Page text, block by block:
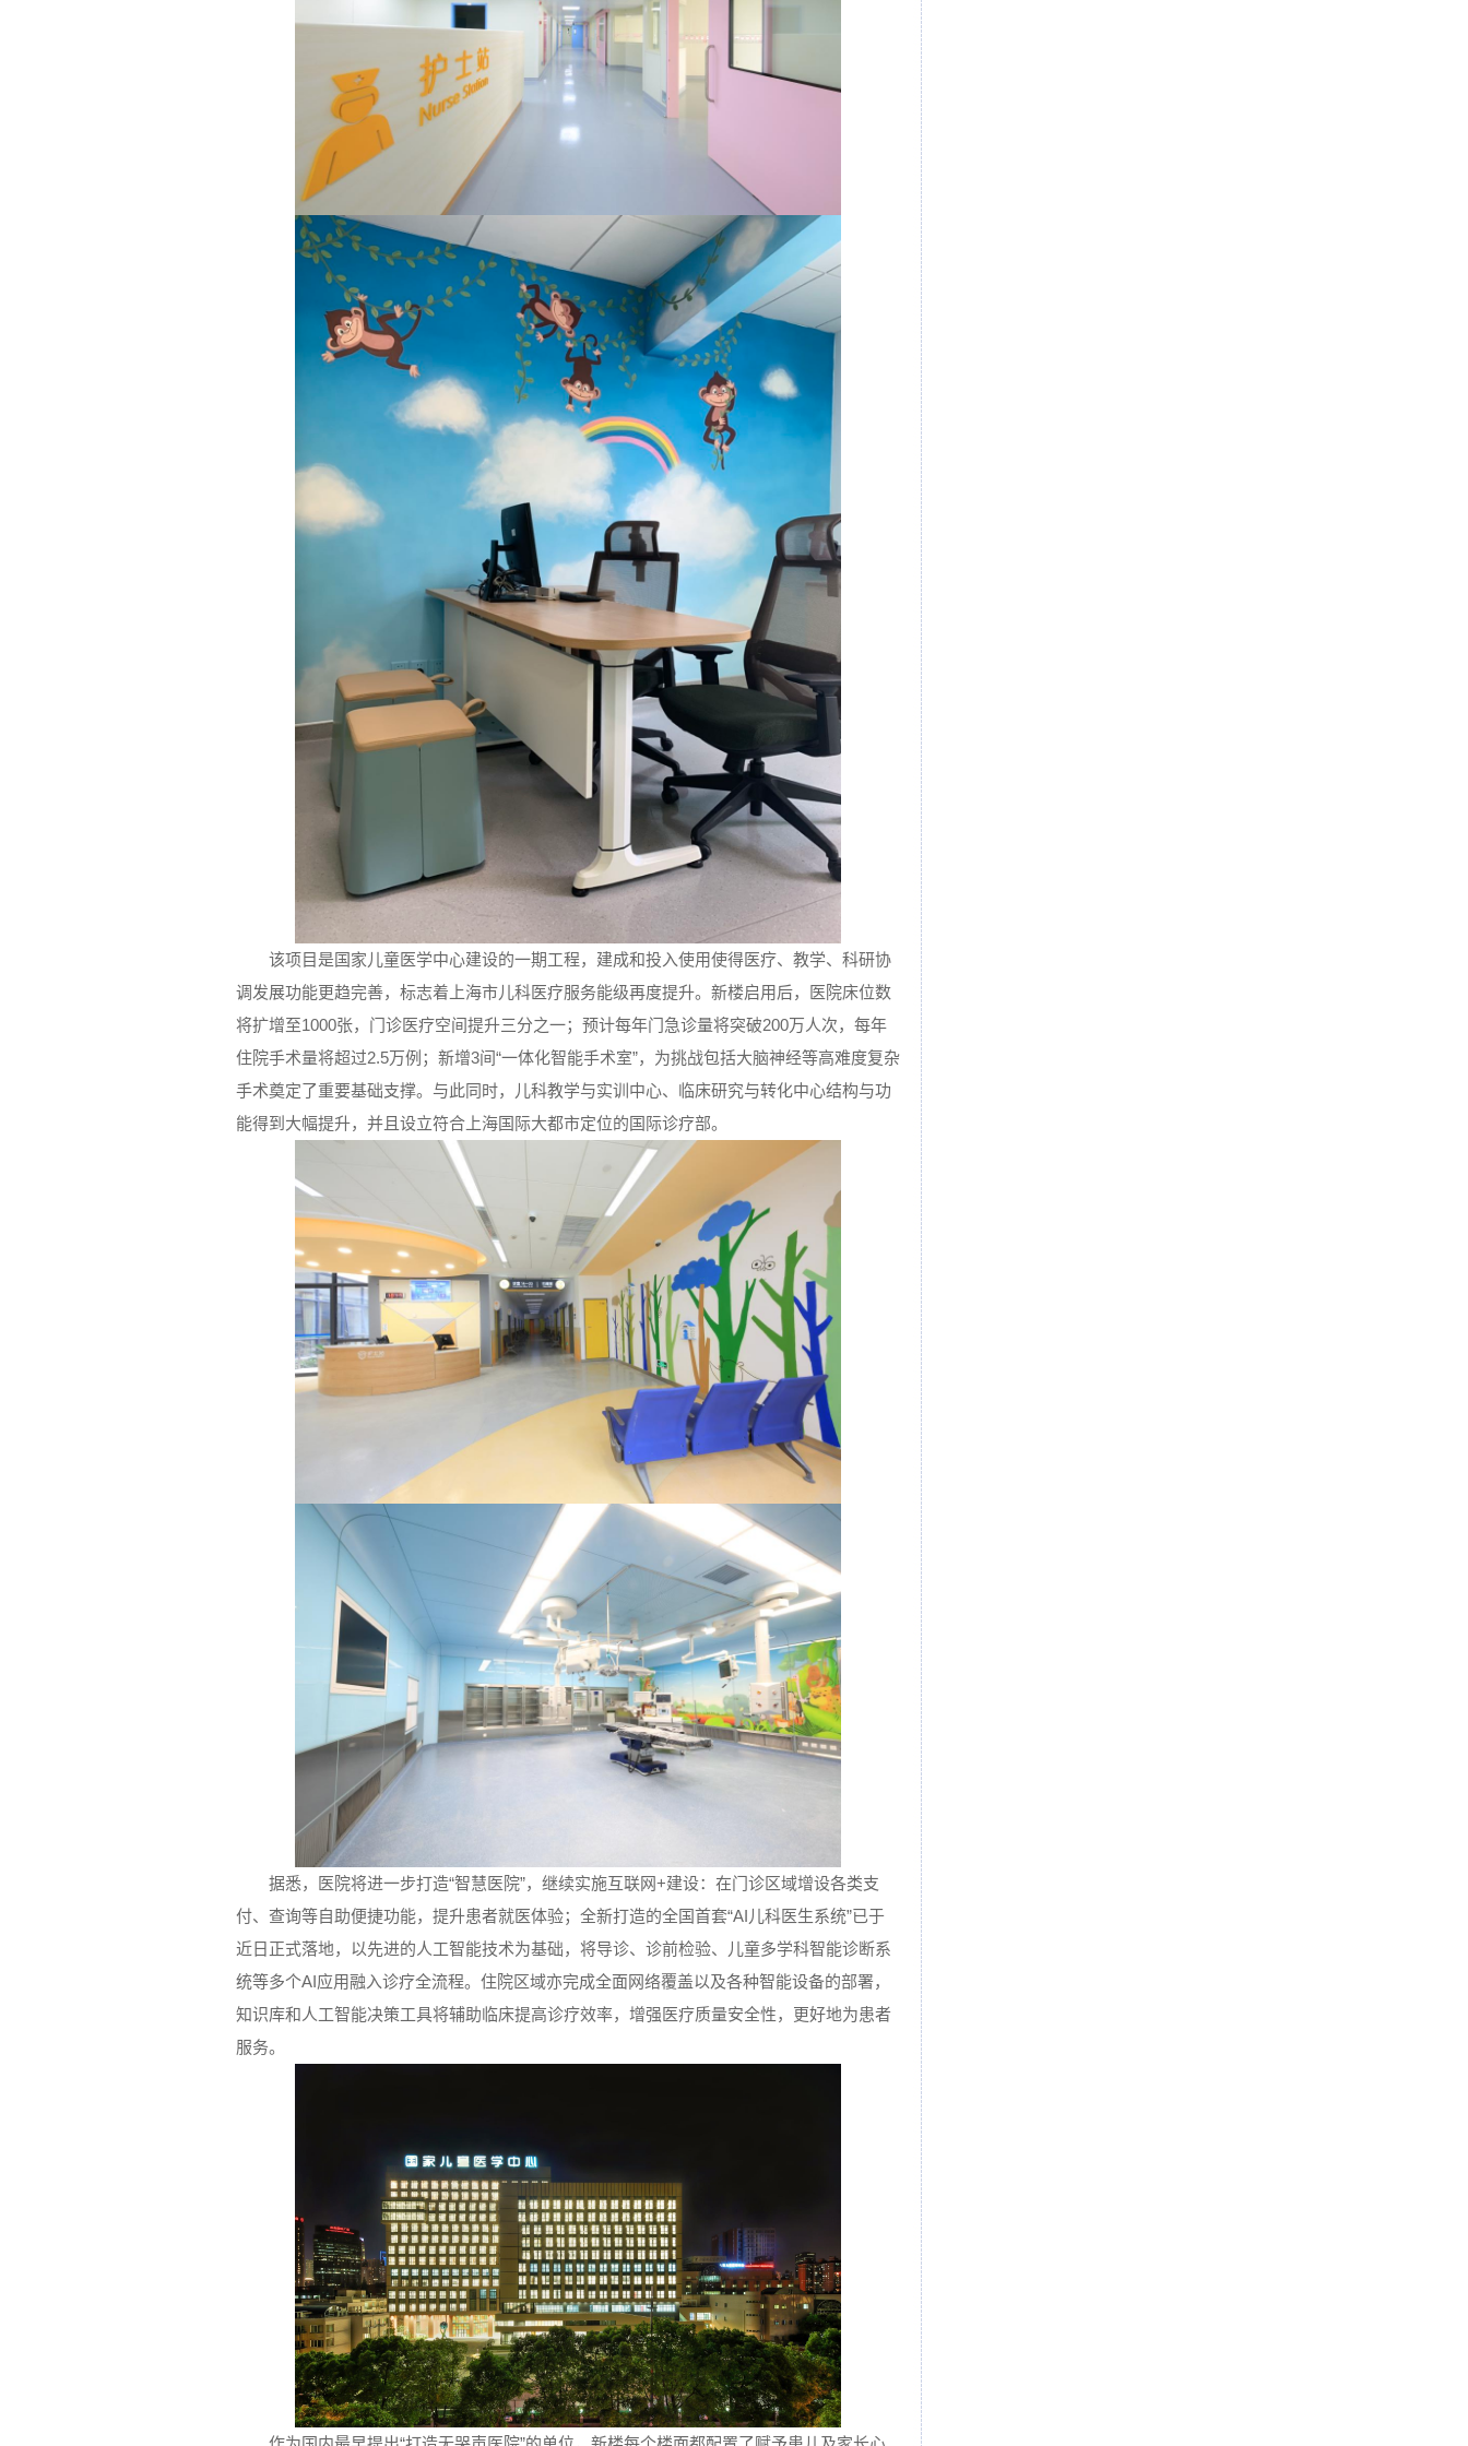
该项目是国家儿童医学中心建设的一期工程，建成和投入使用使得医疗、教学、科研协
调发展功能更趋完善，标志着上海市儿科医疗服务能级再度提升。新楼启用后，医院床位数
将扩增至1000张，门诊医疗空间提升三分之一；预计每年门急诊量将突破200万人次，每年
住院手术量将超过2.5万例；新增3间“一体化智能手术室”，为挑战包括大脑神经等高难度复杂
手术奠定了重要基础支撑。与此同时，儿科教学与实训中心、临床研究与转化中心结构与功
能得到大幅提升，并且设立符合上海国际大都市定位的国际诊疗部。
据悉，医院将进一步打造“智慧医院”，继续实施互联网+建设：在门诊区域增设各类支
付、查询等自助便捷功能，提升患者就医体验；全新打造的全国首套“AI儿科医生系统”已于
近日正式落地，以先进的人工智能技术为基础，将导诊、诊前检验、儿童多学科智能诊断系
统等多个AI应用融入诊疗全流程。住院区域亦完成全面网络覆盖以及各种智能设备的部署，
知识库和人工智能决策工具将辅助临床提高诊疗效率，增强医疗质量安全性，更好地为患者
服务。